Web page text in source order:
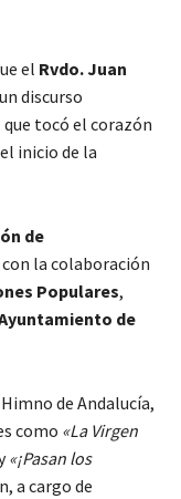
el Rvdo. Juan
discurso
tocó el corazón
inicio de la
de
con la colaboración
Populares,
de
de Andalucía,
como «La Virgen
«¡Pasan los
a cargo de